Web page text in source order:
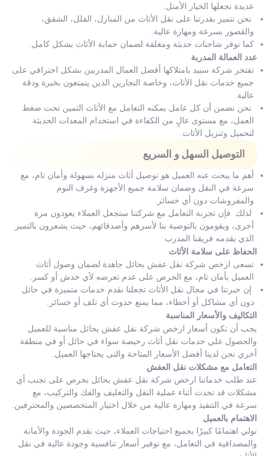
عديدة تجعلها الخيار الأمثل.
نحن نتميز بقدرتنا على نقل الأثاث من المنازل، الفلل، الشقق،
والقصور بسرعة ومهارة عالية.
كما نوفر شاحنات حديثة ومغلقة لضمان حماية الأثاث بشكل كامل.
عدد العمالة المدربة
تفتخر شركة سبيد بامتلاكها أفضل العمال المدربين بشكل احترافي على
جميع خدمات نقل الأثاث، وخاصة النجارين الذين يتمتعون بخبرة ودقة
عالية.
نحن نضمن أن كل عامل يمكنه التعامل مع الأثاث الثمين تحت ضغط
العمل، مع مستوى عالٍ من الكفاءة في استخدام المعدات الحديثة
لتحميل وتنزيل الأثاث.
التوصيل السهل و السريع
أهم ما يبحث عنه العميل هو توصيل أثاث منزله بسهولة وأمان تام، مع
سرعة في النقل وضمان سلامة جميع الأجهزة وغرف النوم
والمفروشات دون أي خسائر.
لذلك فإن تجربة التعامل مع شركتنا ستجعل العملاء يعودون مرة
أخرى، ويقومون بالتوصية بنا لأسرهم وأصدقائهم، حيث يشعرون بالتميز
الذي يقدمه فريقنا المدرب
الحفاظ على سلامة
الأثاث
تسعى ارخص شركة نقل عفش بحائل جاهدة لضمان وصول أثاث
العميل بأمان تام، مع الحرص على عدم تعرضه لأي خدش أو كسر.
إن خبرتنا في مجال نقل الأثاث تجعلنا نقدم خدمات متميزة في حائل
دون أي مشاكل أو أخطاء، مما يمنع حدوث أي تلف أو خسائر.
التكاليف والأسعار المناسبة
يجب أن تكون أسعار ارخص شركة نقل عفش بحائل مناسبة للعميل
والحصول علي خدمات نقل أثاث رخيصة سواء في حائل أو في منطقة
أخري نحن لدينا أفضل الأسعار المتاحة والتى يحتاجها العميل.
التعامل مع مشكلات نقل العفش
عند طلب خدماتنا ارخص شركة نقل عفش بحائل نحرص على تجنب أي
مشكلات قد تحدث أثناء عملية النقل والتغليف والفك والتركيب، مع
سرعة في التنفيذ ومهارة عالية من خلال اختيار المتخصصين والمحترفين.
الاهتمام بالعميل
نولي اهتمامًا كبيرًا بجميع احتياجات العملاء، حيث نقدم الجودة والأمانة
والمصداقية في التعامل، مع توفير أسعار تنافسية وجودة عالية في نقل